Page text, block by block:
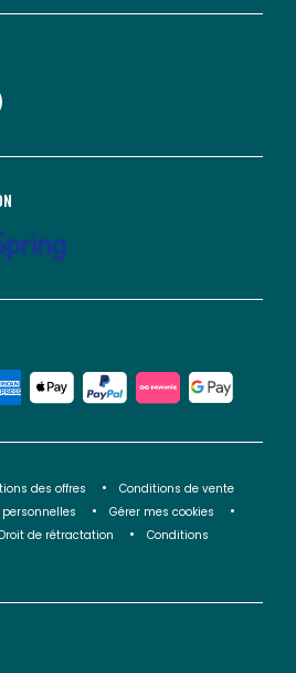
des offres
Conditions de vente
Gérer mes cookies
Droit de rétractation
Conditions